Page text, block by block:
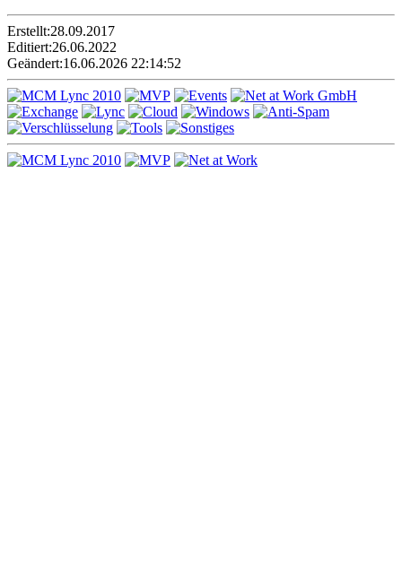
Erstellt:28.09.2017
Editiert:26.06.2022
Geändert:16.06.2026 22:14:52